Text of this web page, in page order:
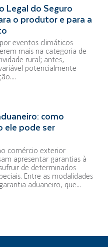
Legal do Seguro
o produtor e para a
eventos climáticos
mais na categoria de
rural; antes,
potencialmente
como
ele pode ser
comércio exterior
apresentar garantias à
de determinados
Entre as modalidades
aduaneiro, que...